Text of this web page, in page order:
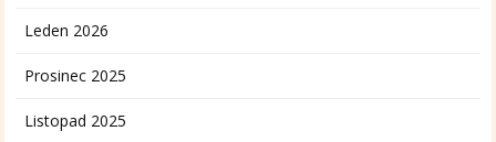
Leden 2026
Prosinec 2025
Listopad 2025